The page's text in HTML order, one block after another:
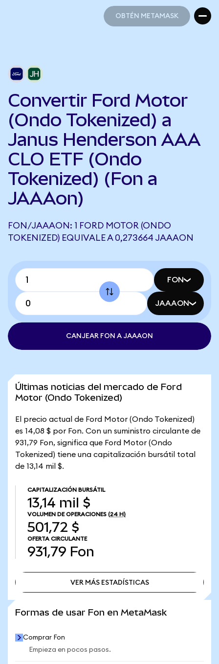
OBTÉN METAMASK
Convertir Ford Motor
(Ondo Tokenized) a
Janus Henderson AAA
CLO ETF (Ondo
Tokenized) (Fon a
JAAAon)
FON/JAAAON: 1 FORD MOTOR (ONDO
TOKENIZED) EQUIVALE A 0,273664 JAAAON
FON
JAAAON
CANJEAR FON A JAAAON
Últimas noticias del mercado de Ford
Motor (Ondo Tokenized)
El precio actual de Ford Motor (Ondo Tokenized)
es 14,08 $ por Fon. Con un suministro circulante de
931,79 Fon, significa que Ford Motor (Ondo
Tokenized) tiene una capitalización bursátil total
de 13,14 mil $.
CAPITALIZACIÓN BURSÁTIL
13,14 mil $
VOLUMEN DE OPERACIONES (24 H)
501,72 $
OFERTA CIRCULANTE
931,79 Fon
VER MÁS ESTADÍSTICAS
Formas de usar Fon en MetaMask
Comprar Fon
Empieza en pocos pasos.